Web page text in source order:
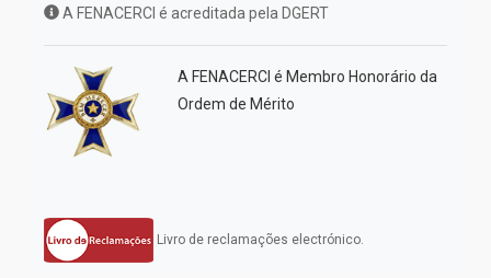
A FENACERCI é acreditada pela DGERT
A FENACERCI é Membro Honorário da
Ordem de Mérito
Livro de reclamações electrónico.